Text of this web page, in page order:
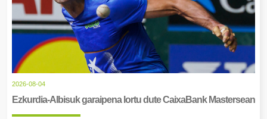
2026-08-04
Ezkurdia-Albisuk garaipena lortu dute CaixaBank Mastersean